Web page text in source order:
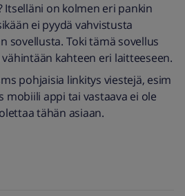
on kolmen eri pankin
ei pyydä vahvistusta
sovellusta. Toki tämä sovellus
kahteen eri laitteeseen.
pohjaisia linkitys viestejä, esim
appi tai vastaava ei ole
tähän asiaan.